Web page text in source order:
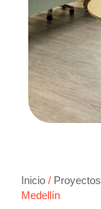
Inicio / Proyectos
Medellín